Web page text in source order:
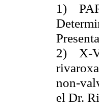
1)
2) X-
non-
el Dr.